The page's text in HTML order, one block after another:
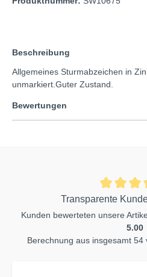
Beschreibung
Allgemeines Sturmabzeichen in
unmarkiert.Guter Zustand.
Bewertungen
Transparente
Kunden bewerteten unsere
5.00
Berechnung aus insgesamt